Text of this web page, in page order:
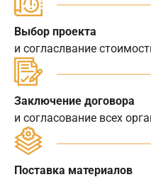
Выбор проекта
и согласлвание
Заключение договора
и согласование всех
Поставка материалов